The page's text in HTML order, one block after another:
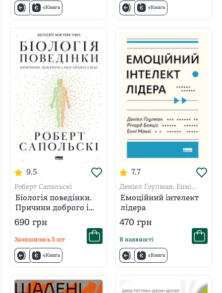
єКнига єКнига
9.5
Роберт Сапольскі
Біологія поведінки.
Причини доброго і
поганого в нас
690 грн
Залишилось 3 шт
єКнига
7.7
Денiел Ґоулман, Енні
МакКі, Річард Бояціс
Емоційний інтелект
лідера
470 грн
В наявності
єКнига